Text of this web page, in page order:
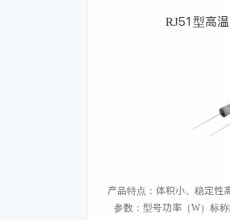
RJ51型高
产品特点：体积小、稳定性
参数：型号功率（W）标